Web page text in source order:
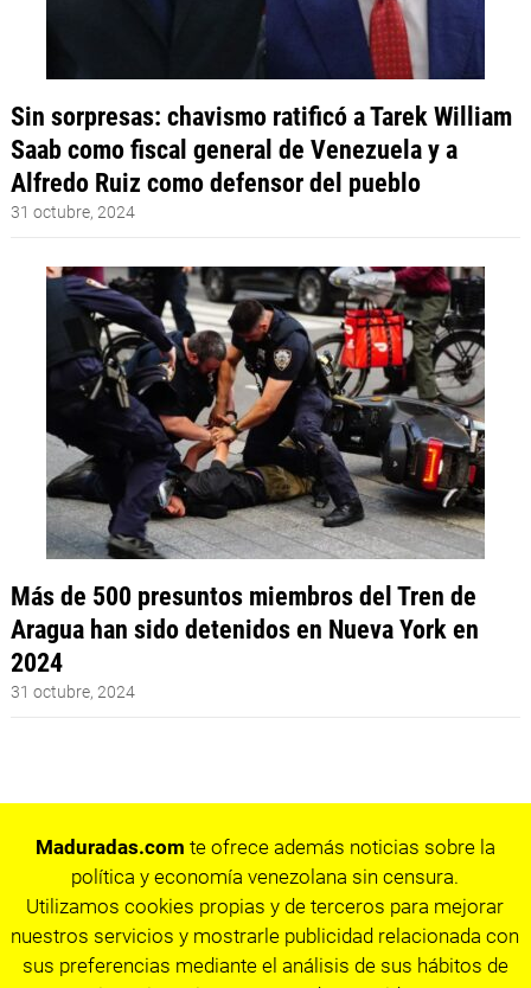
Sin sorpresas: chavismo ratificó a Tarek William
Saab como fiscal general de Venezuela y a
Alfredo Ruiz como defensor del pueblo
31 octubre, 2024
Más de 500 presuntos miembros del Tren de
Aragua han sido detenidos en Nueva York en
2024
31 octubre, 2024
Maduradas.com te ofrece además noticias sobre la
política y economía venezolana sin censura.
Utilizamos cookies propias y de terceros para mejorar
nuestros servicios y mostrarle publicidad relacionada con
sus preferencias mediante el análisis de sus hábitos de